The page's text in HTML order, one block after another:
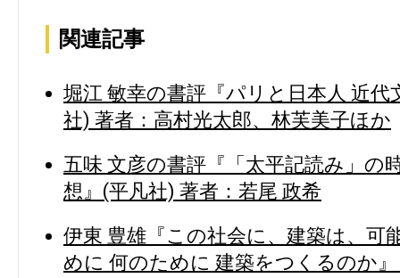
関連記事
堀江 敏幸の書評『パリと日本人 近
社) 著者：高村光太郎、林芙美子ほか
五味 文彦の書評『「太平記読み」の
想』(平凡社) 著者：若尾 政希
伊東 豊雄『この社会に、建築は、可
めに 何のために 建築をつくるのか